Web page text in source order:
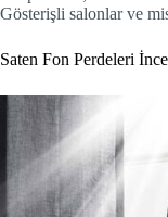
Gösterişli salonlar ve
Saten Fon Perdeleri